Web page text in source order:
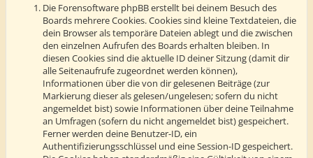
Die Forensoftware phpBB erstellt bei deinem Besuch des
Boards mehrere Cookies. Cookies sind kleine Textdateien, die
dein Browser als temporäre Dateien ablegt und die zwischen
den einzelnen Aufrufen des Boards erhalten bleiben. In
diesen Cookies sind die aktuelle ID deiner Sitzung (damit dir
alle Seitenaufrufe zugeordnet werden können),
Informationen über die von dir gelesenen Beiträge (zur
Markierung dieser als gelesen/ungelesen; sofern du nicht
angemeldet bist) sowie Informationen über deine Teilnahme
an Umfragen (sofern du nicht angemeldet bist) gespeichert.
Ferner werden deine Benutzer-ID, ein
Authentifizierungsschlüssel und eine Session-ID gespeichert.